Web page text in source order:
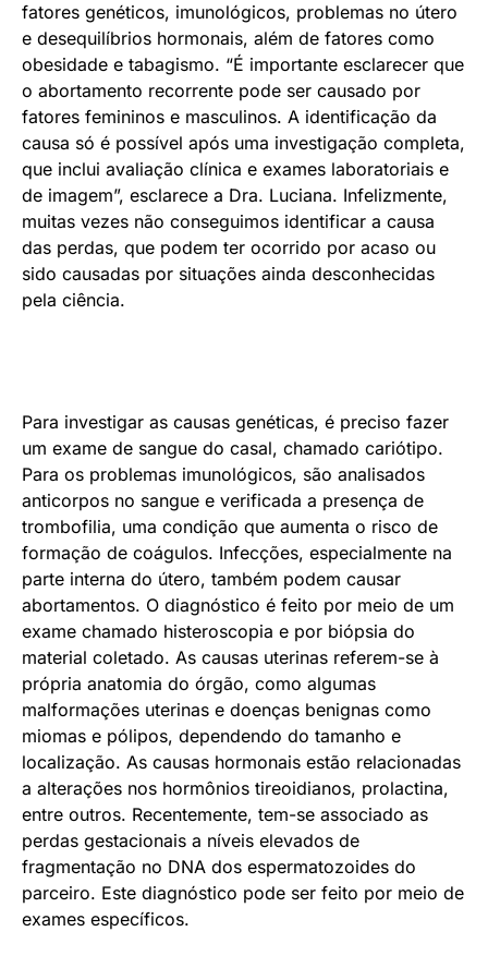
fatores genéticos, imunológicos, problemas no útero
e desequilíbrios hormonais, além de fatores como
obesidade e tabagismo. “É importante esclarecer que
o abortamento recorrente pode ser causado por
fatores femininos e masculinos. A identificação da
causa só é possível após uma investigação completa,
que inclui avaliação clínica e exames laboratoriais e
de imagem”, esclarece a Dra. Luciana. Infelizmente,
muitas vezes não conseguimos identificar a causa
das perdas, que podem ter ocorrido por acaso ou
sido causadas por situações ainda desconhecidas
pela ciência.
Para investigar as causas genéticas, é preciso fazer
um exame de sangue do casal, chamado cariótipo.
Para os problemas imunológicos, são analisados
anticorpos no sangue e verificada a presença de
trombofilia, uma condição que aumenta o risco de
formação de coágulos. Infecções, especialmente na
parte interna do útero, também podem causar
abortamentos. O diagnóstico é feito por meio de um
exame chamado histeroscopia e por biópsia do
material coletado. As causas uterinas referem-se à
própria anatomia do órgão, como algumas
malformações uterinas e doenças benignas como
miomas e pólipos, dependendo do tamanho e
localização. As causas hormonais estão relacionadas
a alterações nos hormônios tireoidianos, prolactina,
entre outros. Recentemente, tem-se associado as
perdas gestacionais a níveis elevados de
fragmentação no DNA dos espermatozoides do
parceiro. Este diagnóstico pode ser feito por meio de
exames específicos.